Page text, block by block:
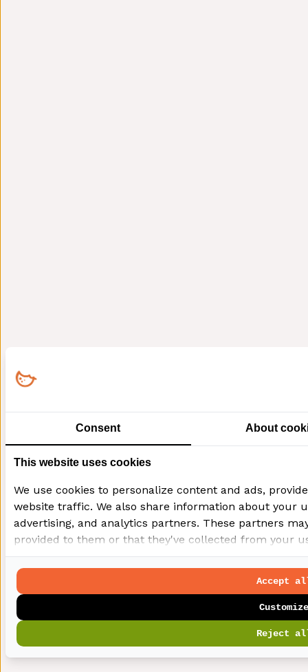
Consent About
This website uses cookies
We use cookies to personalize content and ads,
website traffic. We also share information about your
advertising, and analytics partners. These partners
provided to them or that they've collected from your
Reject
Customize
Accept